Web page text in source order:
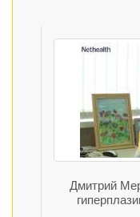
Дмитрий